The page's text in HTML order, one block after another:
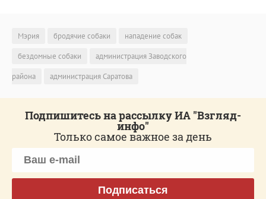
Мэрия бродячие собаки
нападение собак
бездомные собаки
администрация Заводского
района
администрация Саратова
Подпишитесь на рассылку ИА "Взгляд-
инфо"
Только самое важное за день
Подписаться